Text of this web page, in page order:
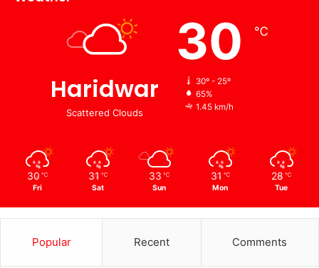
Haridwar
Scattered Clouds
30 ℃
30º - 25º
65%
1.45 km/h
30 ℃
Fri
31 ℃
Sat
33 ℃
Sun
31 ℃
Mon
28 ℃
Tue
Popular Recent Comments